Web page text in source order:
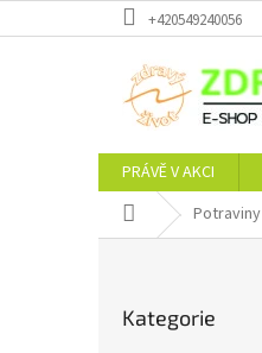
na
+420549240056
PRÁVĚ V AKCI
Domů Potraviny
kategorie
Kategorie